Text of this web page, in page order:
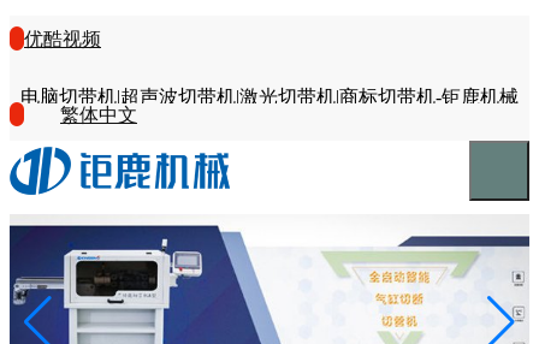
优酷视频
电脑切带机|超声波切带机|激光切带机|商标切带机-钜鹿机械
繁体中文